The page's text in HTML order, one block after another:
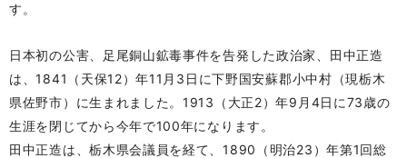
す。
日本初の公害、足尾銅山鉱毒事件を告発した政治家、田中正造
は、1841（天保12）年11月3日に下野国安蘇郡小中村（現栃木
県佐野市）に生まれました。1913（大正2）年9月4日に73歳の
生涯を閉じてから今年で100年になります。
田中正造は、栃木県会議員を経て、1890（明治23）年第1回総